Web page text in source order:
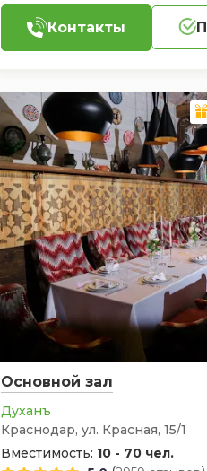
Контакты
Основной зал
Духанъ
Краснодар, ул. Красная, 15/1
Вместимость: 10 - 70 чел.